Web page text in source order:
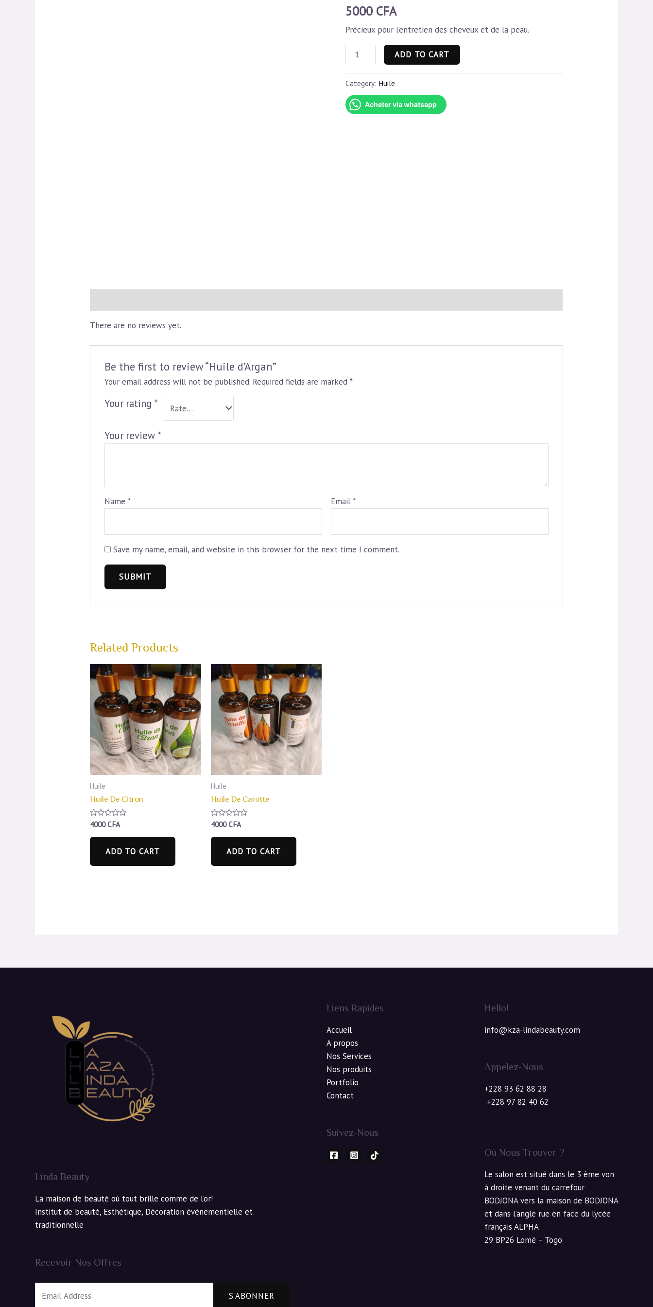
5000 CFA
Précieux pour l’entretien des cheveux et de la peau.
Huile
d'Argan
quantity
ADD TO CART
Category: Huile
Acheter via whatsapp
There are no reviews yet.
Be the first to review “Huile d’Argan”
Your email address will not be published. Required fields are marked *
Your rating *
Your review *
Name * Email*
Save my name, email, and website in this browser for the next time I comment.
Related Products
Huile
Huile De Citron
Rated
0
out
4000CFA
ADD TO CART
Huile
Huile De Carotte
Rated
0
out
4000CFA
ADD TO CART
Linda Beauty
La maison de beauté où tout brille comme de l’or!
Institut de beauté, Esthétique, Décoration événementielle et
traditionnelle
Recevoir Nos Offres
S'ABONNER
Liens Rapides
Accueil
A propos
Nos Services
Nos produits
Portfolio
Contact
Suivez-Nous
Hello!
info@kza-lindabeauty.com
Appelez-Nous
+228 93 62 88 28
+228 97 82 40 62
Où Nous Trouver ?
Le salon est situé dans le 3 ème von
à droite venant du carrefour
BODJONA vers la maison de BODJONA
et dans l’angle rue en face du lycée
français ALPHA
29 BP26 Lomé – Togo